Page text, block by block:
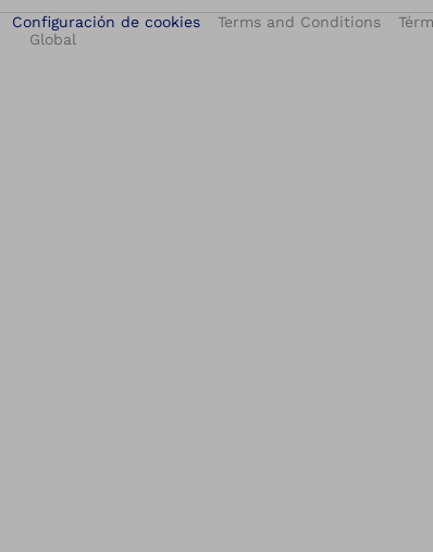
Configuración de cookies Terms and Conditions
Global